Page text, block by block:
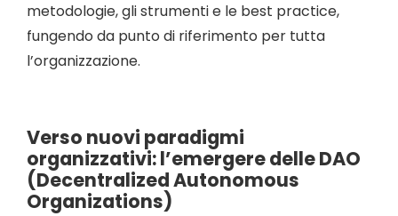
metodologie, gli strumenti e le best practice,
fungendo da punto di riferimento per tutta
l’organizzazione.
Verso nuovi paradigmi
organizzativi: l’emergere delle DAO
(Decentralized Autonomous
Organizations)